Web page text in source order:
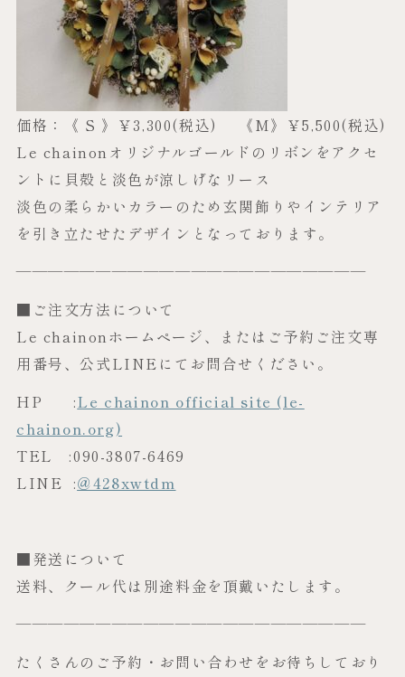
価格：《 S 》￥3,300(税込) 《M》￥5,500(税込)
Le chainonオリジナルゴールドのリボンをアクセ
ントに貝殻と淡色が涼しげなリース
淡色の柔らかいカラーのため玄関飾りやインテリア
を引き立たせたデザインとなっております。
——————————————————————
■ご注文方法について
Le chainonホームページ、またはご予約ご注文専
用番号、公式LINEにてお問合せください。
HP :Le chainon official site (le-
chainon.org)
TEL :090-3807-6469
LINE :＠428xwtdm
■発送について
送料、クール代は別途料金を頂戴いたします。
——————————————————————
たくさんのご予約・お問い合わせをお待ちしており